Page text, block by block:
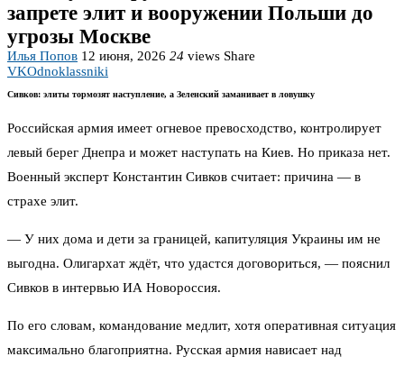
запрете элит и вооружении Польши до
угрозы Москве
Илья Попов 12 июня, 2026 24 views Share
VKOdnoklassniki
Сивков: элиты тормозят наступление, а Зеленский заманивает в ловушку
Российская армия имеет огневое превосходство, контролирует
левый берег Днепра и может наступать на Киев. Но приказа нет.
Военный эксперт Константин Сивков считает: причина — в
страхе элит.
— У них дома и дети за границей, капитуляция Украины им не
выгодна. Олигархат ждёт, что удастся договориться, — пояснил
Сивков в интервью ИА Новороссия.
По его словам, командование медлит, хотя оперативная ситуация
максимально благоприятна. Русская армия нависает над